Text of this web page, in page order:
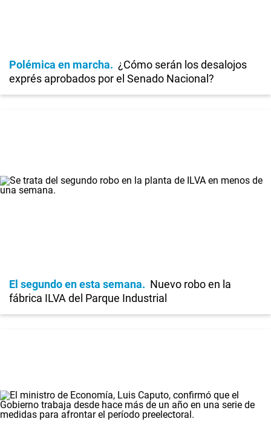
Polémica en marcha
¿Cómo serán los desalojos
exprés aprobados por el Senado Nacional?
El segundo en esta semana
Nuevo robo en la
fábrica ILVA del Parque Industrial